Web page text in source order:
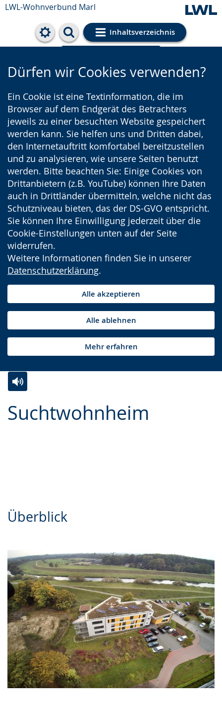
LWL-Wohnverbund Marl
Inhaltsverzeichnis
Cookie-Einstellungen
Dürfen wir Cookies verwenden?
Ein Cookie ist eine Textinformation, die im
Browser auf dem Endgerät des Betrachters
jeweils zu einer besuchten Website gespeichert
werden kann. Sie helfen uns und Dritten dabei,
den Internetauftritt komfortabel bereitzustellen
und zu analysieren, wie unsere Seiten benutzt
werden. Bitte beachten Sie: Einige Cookies von
Drittanbietern (z.B. YouTube) können Ihre Daten
auch in Drittländer übermitteln, welche nicht das
Schutzniveau bieten, das der DS-GVO entspricht.
Sie können Ihre Einwilligung jederzeit über die
Cookie-Einstellungen unten auf der Seite
widerrufen.
Weitere Informationen finden Sie in unserer
Datenschutzerklärung.
Alle akzeptieren
Alle ablehnen
Mehr erfahren
Suchtwohnheim
Leichten
Audio-
Video
Überblick